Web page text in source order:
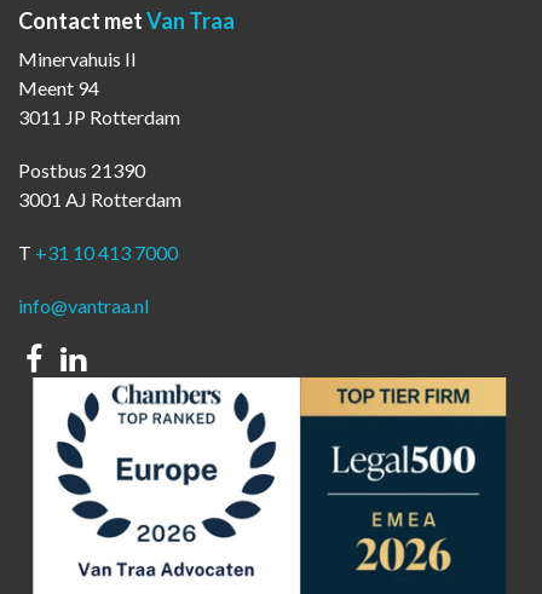
Contact metVan Traa
Minervahuis II
Meent 94
3011 JP Rotterdam
Postbus 21390
3001 AJ Rotterdam
T +31 10 413 7000
info@vantraa.nl
Facebook
Linkedin